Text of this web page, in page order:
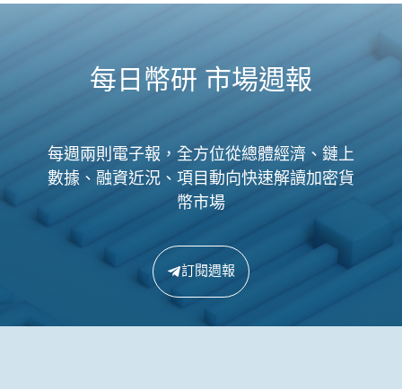
每日幣研 市場週報
每週兩則電子報，全方位從總體經濟、鏈上
數據、融資近況、項目動向快速解讀加密貨
幣市場
訂閱週報